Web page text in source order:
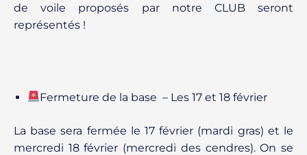
de voile proposés par notre CLUB seront
représentés !
Fermeture de la base – Les 17 et 18 février
La base sera fermée le 17 février (mardi gras) et le
mercredi 18 février (mercredi des cendres). On se